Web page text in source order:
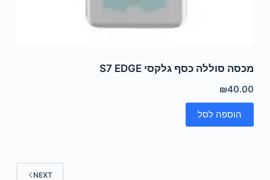
מכסה סוללה כסף גלקסי S7 EDGE
₪40.00
הוספה לסל
NEXT